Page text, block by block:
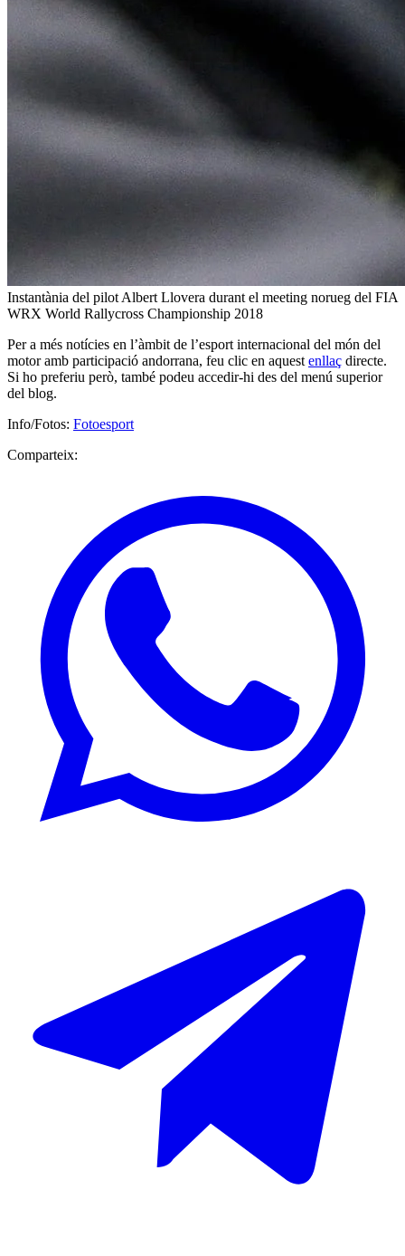
Instantània del pilot Albert Llovera durant el meeting norueg del FIA
WRX World Rallycross Championship 2018
Per a més notícies en l’àmbit de l’esport internacional del món del
motor amb participació andorrana, feu clic en aquest enllaç directe.
Si ho preferiu però, també podeu accedir-hi des del menú superior
del blog.
Info/Fotos: Fotoesport
Comparteix: